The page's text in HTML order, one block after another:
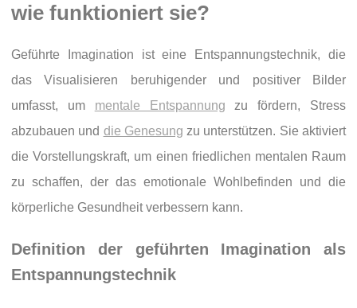
wie funktioniert sie?
Geführte Imagination ist eine Entspannungstechnik, die
das Visualisieren beruhigender und positiver Bilder
umfasst, um mentale Entspannung zu fördern, Stress
abzubauen und die Genesung zu unterstützen. Sie aktiviert
die Vorstellungskraft, um einen friedlichen mentalen Raum
zu schaffen, der das emotionale Wohlbefinden und die
körperliche Gesundheit verbessern kann.
Definition der geführten Imagination als
Entspannungstechnik